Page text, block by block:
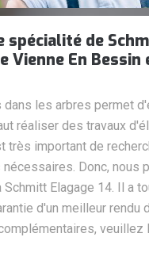
spécialité de
Vienne En Bessin
les arbres permet
réaliser des travaux
très important de
Donc, nous
Elagage 14. Il a
d'un meilleur rendu
veuillez